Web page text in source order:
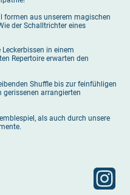
formen aus unserem magischen
der Schalltrichter eines
in einem
Repertoire erwarten den
Shuffle bis zur feinfühligen
gerissenen arrangierten
als auch durch unsere